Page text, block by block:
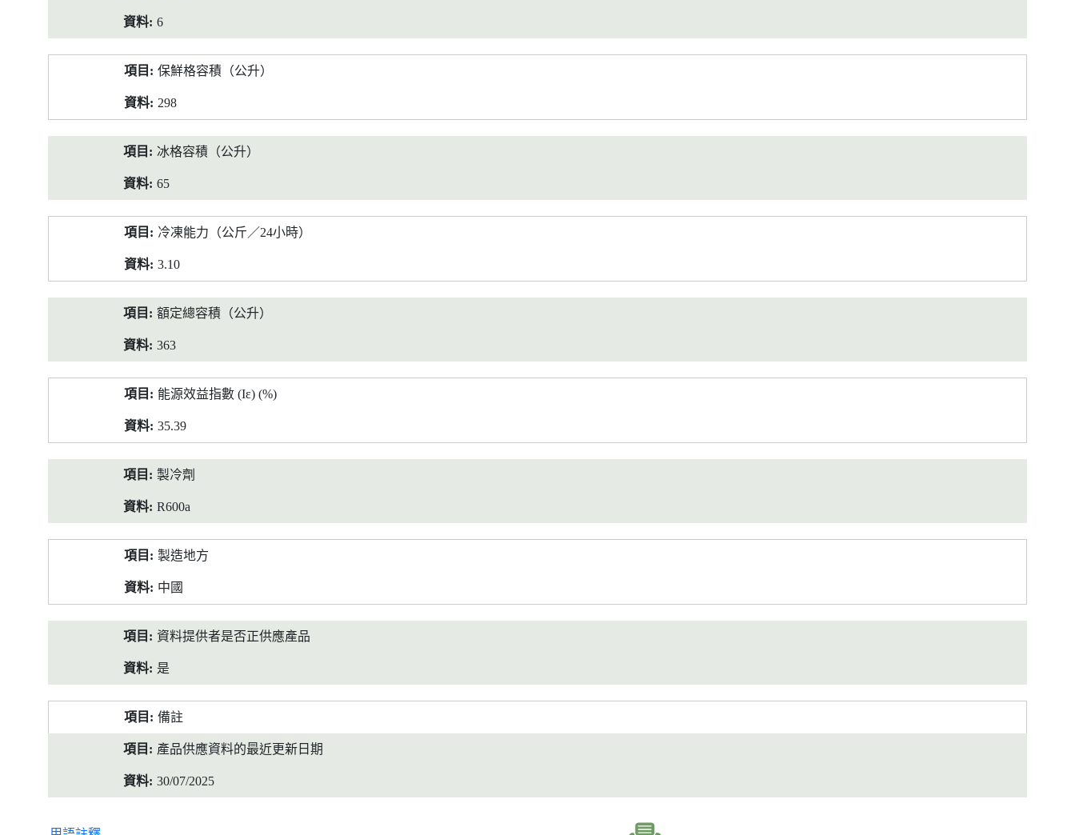
6
保鮮格容積（公升）
298
冰格容積（公升）
65
冷凍能力（公斤／24小時）
3.10
額定總容積（公升）
363
能源效益指數 (Iε) (%)
35.39
製冷劑
R600a
製造地方
中國
資料提供者是否正供應產品
是
備註
產品供應資料的最近更新日期
30/07/2025